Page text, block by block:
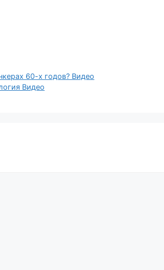
60-х годов? Видео
Видео